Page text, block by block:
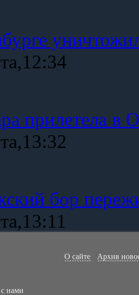
прилетела в
бор
О сайте Архив
нами